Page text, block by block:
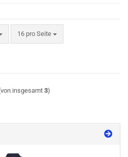
16 pro Seite
pro Seite
insgesamt3)